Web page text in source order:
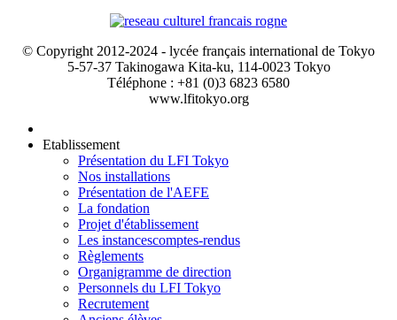
© Copyright 2012-2024 - lycée français international de Tokyo
5-57-37 Takinogawa Kita-ku, 114-0023 Tokyo
Téléphone : +81 (0)3 6823 6580
www.lfitokyo.org
Etablissement
Présentation du LFI Tokyo
Nos installations
Présentation de l'AEFE
La fondation
Projet d'établissement
Les instancescomptes-rendus
Règlements
Organigramme de direction
Personnels du LFI Tokyo
Recrutement